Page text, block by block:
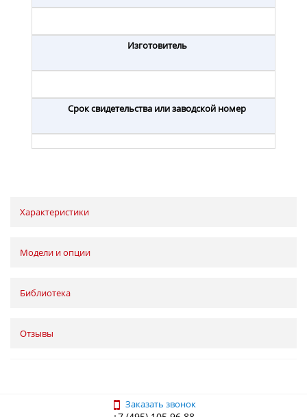
Изготовитель
Срок свидетельства или заводской номер
Характеристики
Модели и опции
Библиотека
Отзывы
Заказать звонок